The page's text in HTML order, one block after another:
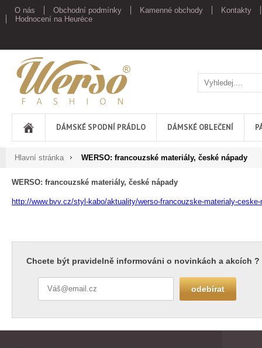
O nás Obchodní podmínky Kamenné obchody
Kontakty
Hodnocení na Heuréce
Werso
DÁMSKÉ SPODNÍ PRÁDLO DÁMSKÉ OBLEČENÍ
Hlavní stránka WERSO: francouzské materiály, české nápady
WERSO: francouzské materiály, české nápady
http://www.bvv.cz/styl-kabo/aktuality/werso-francouzske-materialy-ceske-
Chcete být pravidelně informováni o novinkách a akcích ?